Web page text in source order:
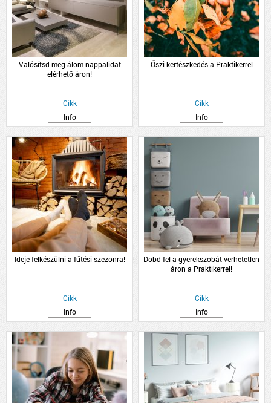
Valósítsd meg álom nappalidat
elérhető áron!
Cikk
Info
Őszi kertészkedés a Praktikerrel
Cikk
Info
Ideje felkészülni a fűtési szezonra!
Cikk
Info
Dobd fel a gyerekszobát verhetetlen
áron a Praktikerrel!
Cikk
Info